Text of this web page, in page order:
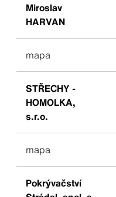
Miroslav
HARVAN
mapa
STŘECHY -
HOMOLKA,
s.r.o.
mapa
Pokrývačství